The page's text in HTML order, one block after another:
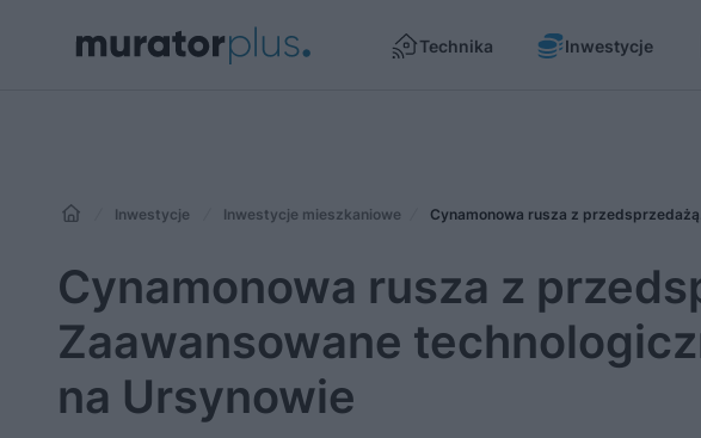
Technika Inwestycje
Inwestycje Inwestycje mieszkaniowe
Cynamonowa rusza z
Zaawansowane
na Ursynowie